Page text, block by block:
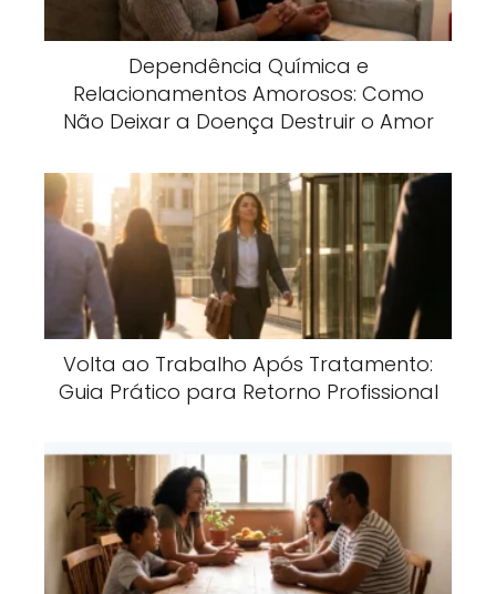
Dependência Química e
Relacionamentos Amorosos: Como
Não Deixar a Doença Destruir o Amor
Volta ao Trabalho Após Tratamento:
Guia Prático para Retorno Profissional